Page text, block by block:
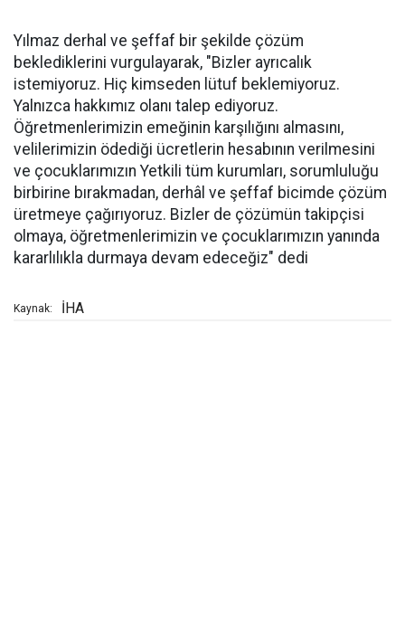
Yılmaz derhal ve şeffaf bir şekilde çözüm
beklediklerini vurgulayarak, "Bizler ayrıcalık
istemiyoruz. Hiç kimseden lütuf beklemiyoruz.
Yalnızca hakkımız olanı talep ediyoruz.
Öğretmenlerimizin emeğinin karşılığını almasını,
velilerimizin ödediği ücretlerin hesabının verilmesini
ve çocuklarımızın Yetkili tüm kurumları, sorumluluğu
birbirine bırakmadan, derhâl ve şeffaf bicimde çözüm
üretmeye çağırıyoruz. Bizler de çözümün takipçisi
olmaya, öğretmenlerimizin ve çocuklarımızın yanında
kararlılıkla durmaya devam edeceğiz" dedi
Kaynak: İHA